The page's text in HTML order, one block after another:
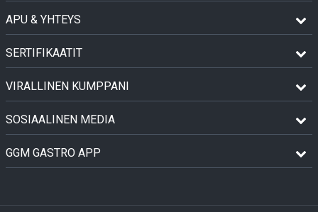
APU & YHTEYS
SERTIFIKAATIT
VIRALLINEN KUMPPANI
SOSIAALINEN MEDIA
GGM GASTRO APP